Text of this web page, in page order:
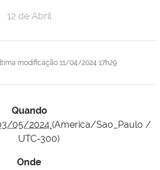
modificação 11/04/2024 17h29
12 de Abril
Quando
05/2024 (America/Sao_Paulo /
UTC-300)
Onde